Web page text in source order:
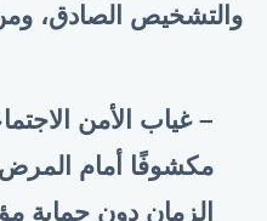
والتشخيص الصادق،
– غياب الأمن
مكشوفًا أمام
الزمان دون حماية